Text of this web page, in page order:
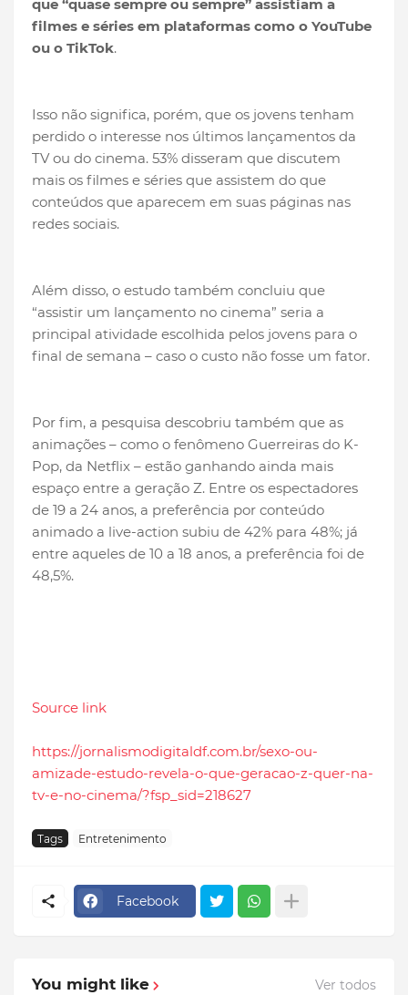
que “quase sempre ou sempre” assistiam a
filmes e séries em plataformas como o YouTube
ou o TikTok.
Isso não significa, porém, que os jovens tenham
perdido o interesse nos últimos lançamentos da
TV ou do cinema. 53% disseram que discutem
mais os filmes e séries que assistem do que
conteúdos que aparecem em suas páginas nas
redes sociais.
Além disso, o estudo também concluiu que
“assistir um lançamento no cinema” seria a
principal atividade escolhida pelos jovens para o
final de semana – caso o custo não fosse um fator.
Por fim, a pesquisa descobriu também que as
animações – como o fenômeno Guerreiras do K-
Pop, da Netflix – estão ganhando ainda mais
espaço entre a geração Z. Entre os espectadores
de 19 a 24 anos, a preferência por conteúdo
animado a live-action subiu de 42% para 48%; já
entre aqueles de 10 a 18 anos, a preferência foi de
48,5%.
Source link
https://jornalismodigitaldf.com.br/sexo-ou-
amizade-estudo-revela-o-que-geracao-z-quer-na-
tv-e-no-cinema/?fsp_sid=218627
Tags Entretenimento
Facebook
You might like Ver todos